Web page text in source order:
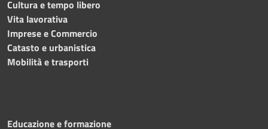
Cultura e tempo libero
Vita lavorativa
Imprese e Commercio
Catasto e urbanistica
Mobilità e trasporti
Educazione e formazione